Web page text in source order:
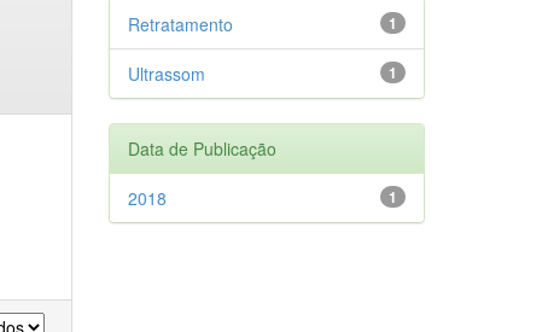
1
Retratamento
1
Ultrassom
Data de Publicação
1
2018